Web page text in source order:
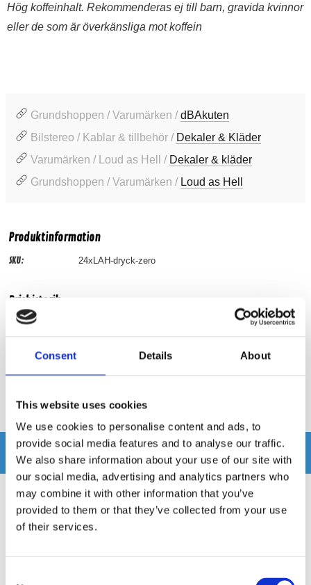
Consent Details About
This website uses cookies
We use cookies to personalise content and ads, to
provide social media features and to analyse our traffic.
We also share information about your use of our site with
our social media, advertising and analytics partners who
may combine it with other information that you’ve
provided to them or that they’ve collected from your use
of their services.
Hög koffeinhalt. Rekommenderas ej till barn, gravida kvinnor
eller de som är överkänsliga mot koffein
Grundshoppen / Varumärken /dBAkuten
Bilstereo / Kablar & tillbehör / Dekaler & Kläder
Varumärken / Loud as Hell / Dekaler & kläder
Grundshoppen / Varumärken / Loud as Hell
Produktinformation
SKU: 24xLAH-dryck-zero
Prishistorik
Lägsta pris de senaste 30 dagarna är 495 kr
Produkten har inga recensioner
Relaterade produkter